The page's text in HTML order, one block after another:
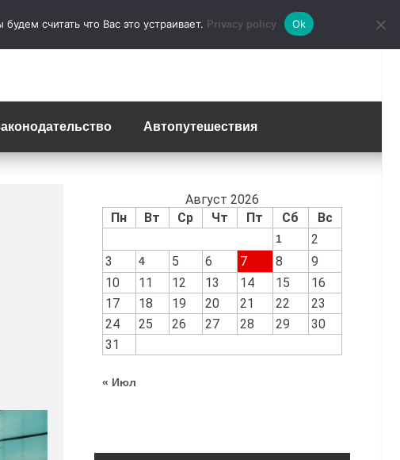
Автопутешествия
Август 2026
Пн
Вт Ср Чт Пт Сб Вс
1
2
3
4 5 6 7 8
9
10
11 12 13 14 15
16
17
18 19 20 21 22
23
24
25 26 27 28 29
30
31
« Июл
считать что Вас это устраивает. Privacy policy Ok